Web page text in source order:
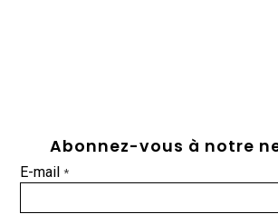
Abonnez-vous à notre
E-mail*